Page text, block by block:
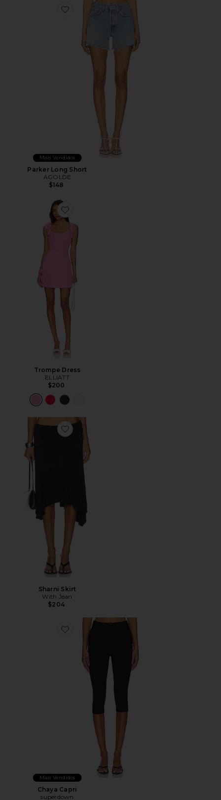
Favorite Parker Long Short
Mais Vendidos
Parker Long Short
AGOLDE
$148
Favorite Trompe Dress
Trompe Dress
ELLIATT
$200
Favorite Sharni Skirt
Sharni Skirt
With Jean
$204
Favorite Chaya Capri
Mais Vendidos
Chaya Capri
superdown